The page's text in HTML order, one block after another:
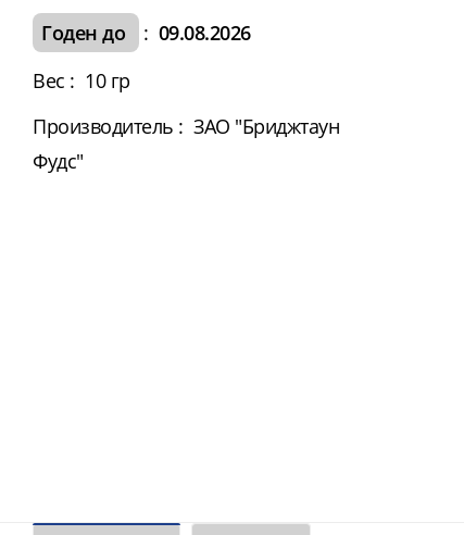
Годен до : 09.08.2026
Вес : 10 гр
Производитель : ЗАО "Бриджтаун
Фудс"